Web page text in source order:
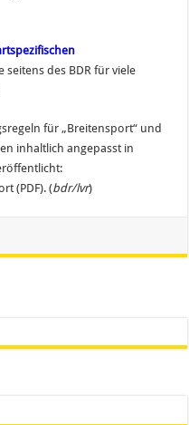
des BDR für viele
für „Breitensport“ und
inhaltlich angepasst in
(PDF). (bdr/lvr)